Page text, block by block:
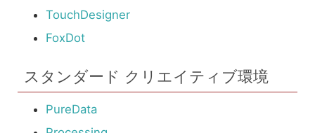
TouchDesigner
FoxDot
スタンダード クリエイティブ環境
PureData